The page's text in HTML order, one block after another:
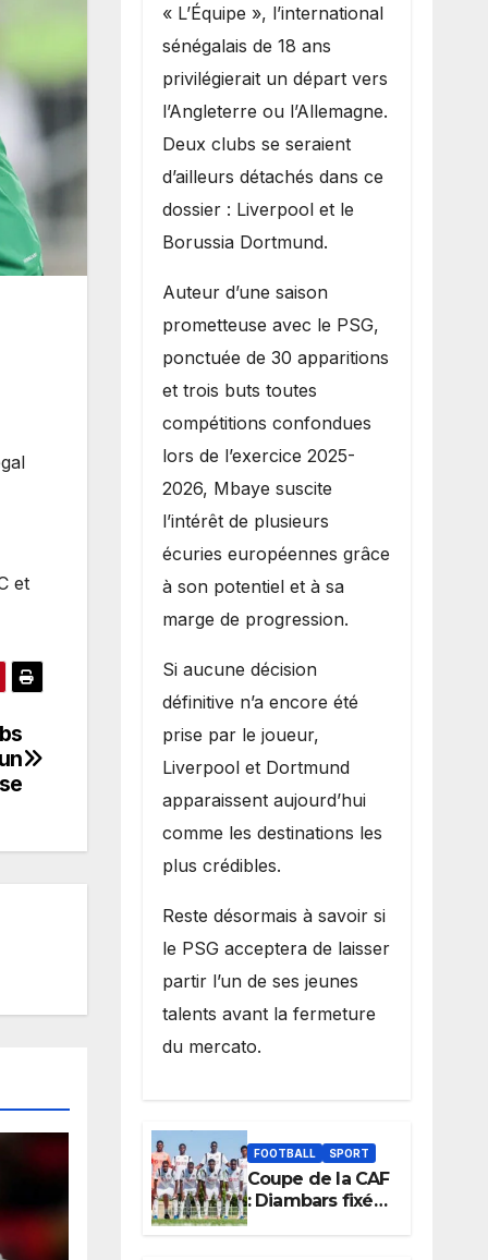
et
« L’Équipe », l’international
sénégalais de 18 ans
privilégierait un départ vers
l’Angleterre ou l’Allemagne.
Deux clubs se seraient
d’ailleurs détachés dans ce
dossier : Liverpool et le
Borussia Dortmund.
Auteur d’une saison
prometteuse avec le PSG,
ponctuée de 30 apparitions
et trois buts toutes
compétitions confondues
lors de l’exercice 2025-
2026, Mbaye suscite
l’intérêt de plusieurs
écuries européennes grâce
à son potentiel et à sa
marge de progression.
Si aucune décision
définitive n’a encore été
prise par le joueur,
Liverpool et Dortmund
apparaissent aujourd’hui
comme les destinations les
plus crédibles.
Reste désormais à savoir si
le PSG acceptera de laisser
partir l’un de ses jeunes
talents avant la fermeture
du mercato.
FOOTBALL SPORT
Coupe de la CAF
: Diambars fixé
sur son destin